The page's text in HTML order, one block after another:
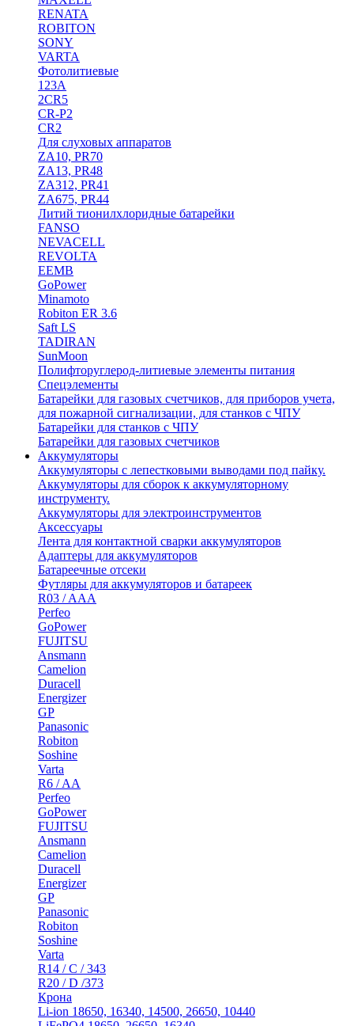
RENATA
ROBITON
SONY
VARTA
Фотолитиевые
123A
2CR5
CR-P2
CR2
Для слуховых аппаратов
ZA10, PR70
ZA13, PR48
ZA312, PR41
ZA675, PR44
Литий тионилхлоридные батарейки
FANSO
NEVACELL
REVOLTA
EEMB
GoPower
Minamoto
Robiton ER 3.6
Saft LS
TADIRAN
SunMoon
Полифторуглерод-литиевые элементы питания
Спецэлементы
Батарейки для газовых счетчиков, для приборов учета,
для пожарной сигнализации, для станков с ЧПУ
Батарейки для станков с ЧПУ
Батарейки для газовых счетчиков
Аккумуляторы
Аккумуляторы с лепестковыми выводами под пайку.
Аккумуляторы для сборок к аккумуляторному
инструменту.
Аккумуляторы для электроинструментов
Аксессуары
Лента для контактной сварки аккумуляторов
Адаптеры для аккумуляторов
Батареечные отсеки
Футляры для аккумуляторов и батареек
R03 / AAA
Perfeo
GoPower
FUJITSU
Ansmann
Camelion
Duracell
Energizer
GP
Panasonic
Robiton
Soshine
Varta
R6 / AA
Perfeo
GoPower
FUJITSU
Ansmann
Camelion
Duracell
Energizer
GP
Panasonic
Robiton
Soshine
Varta
R14 / C / 343
R20 / D /373
Крона
Li-ion 18650, 16340, 14500, 26650, 10440